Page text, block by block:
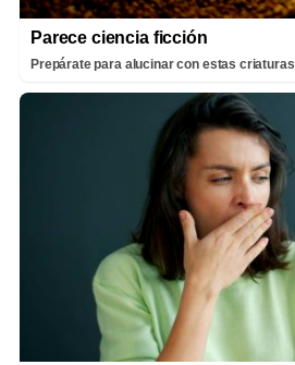
Parece ciencia ficción
Prepárate para alucinar con estas criaturas